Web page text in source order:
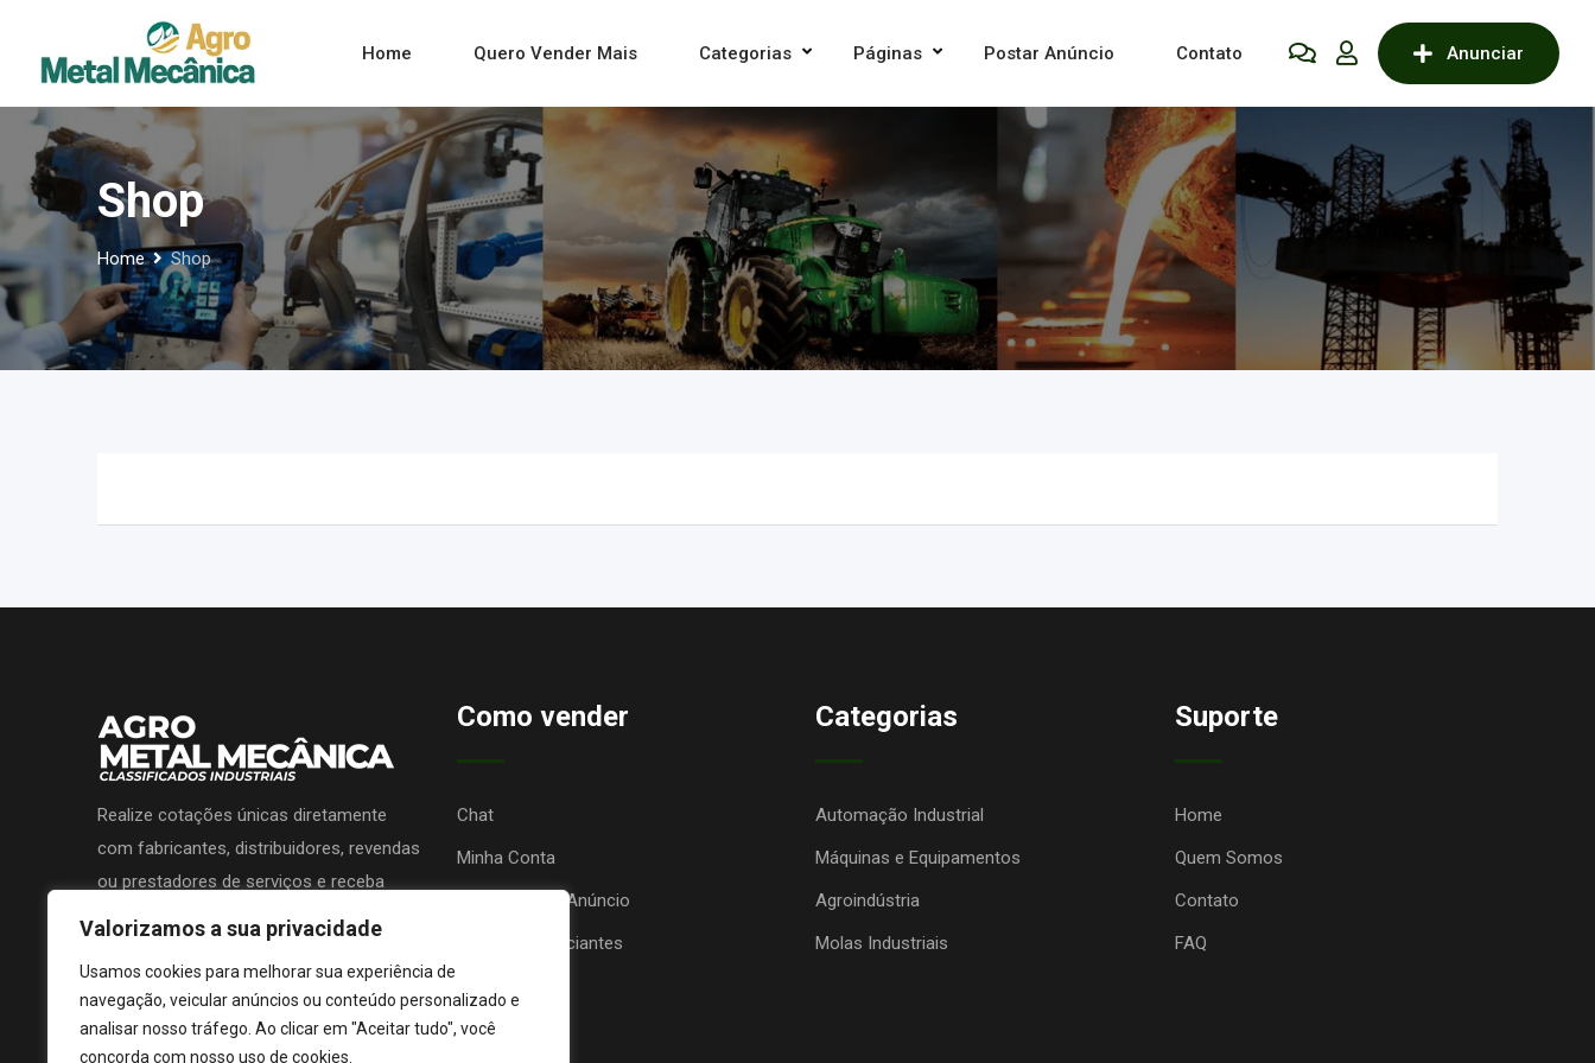
Valorizamos a sua privacidade
Usamos cookies para melhorar sua experiência de
navegação, veicular anúncios ou conteúdo personalizado e
analisar nosso tráfego. Ao clicar em "Aceitar tudo", você
concorda com nosso uso de cookies.
content
Anunciar
Home Quero Vender Mais Categorias Páginas Postar Anúncio Contato
Shop
Home Shop
Realize cotações únicas diretamente
com fabricantes, distribuidores, revendas
ou prestadores de serviços e receba
propostas sem nenhum custo!
Como vender
Chat
Minha Conta
Promova seu Anúncio
Lojas de anunciantes
Categorias
Automação Industrial
Máquinas e Equipamentos
Agroindústria
Molas Industriais
Suporte
Home
Quem Somos
Contato
FAQ